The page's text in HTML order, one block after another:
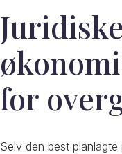
for
Selv den best